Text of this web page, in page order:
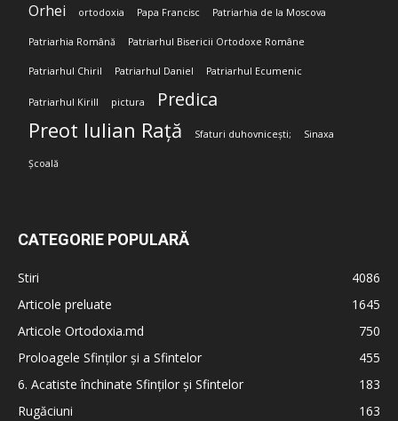
Orhei ortodoxia Papa Francisc Patriarhia de la Moscova
Patriarhia Română Patriarhul Bisericii Ortodoxe Române
Patriarhul Chiril Patriarhul Daniel Patriarhul Ecumenic
Patriarhul Kirill pictura Predica
Preot Iulian Rață Sfaturi duhovnicești; Sinaxa
Școală
CATEGORIE POPULARĂ
Stiri
4086
Articole preluate
1645
Articole Ortodoxia.md
750
Proloagele Sfinților și a Sfintelor
455
6. Acatiste închinate Sfinților și Sfintelor
183
Rugăciuni
163